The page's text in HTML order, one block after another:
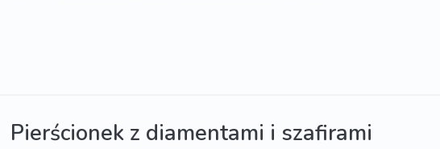
Pierścionek z diamentami i szafirami